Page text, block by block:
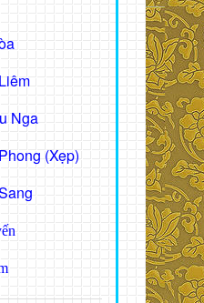
Nga
(Xẹp)